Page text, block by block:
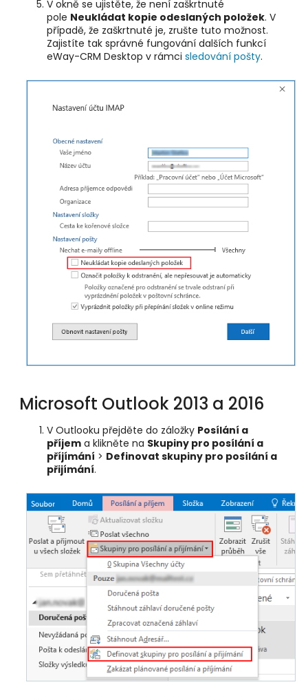
V okně se ujistěte, že není zaškrtnuté
pole Neukládat kopie odeslaných položek. V
případě, že zaškrtnuté je, zrušte tuto možnost.
Zajistíte tak správné fungování dalších funkcí
eWay-CRM Desktop v rámci sledování pošty.
Microsoft Outlook 2013 a 2016
V Outlooku přejděte do záložky Posílání a
příjem a klikněte na Skupiny pro posílání a
příjímání > Definovat skupiny pro posílání a
přijímání.